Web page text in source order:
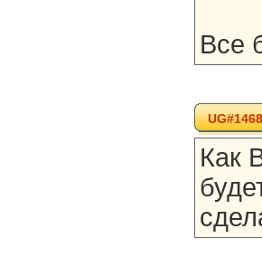
Все
UG#1468
Как